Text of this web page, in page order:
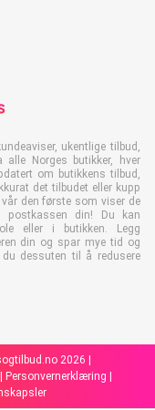
ukentlige tilbud,
alle Norges butikker, hver
om butikkens tilbud,
det tilbudet eller kupp
den første som viser de
postkassen din! Du kan
eller i butikken. Legg
din og spar mye tid og
dessuten til å redusere
2026 |
Personvernerklæring